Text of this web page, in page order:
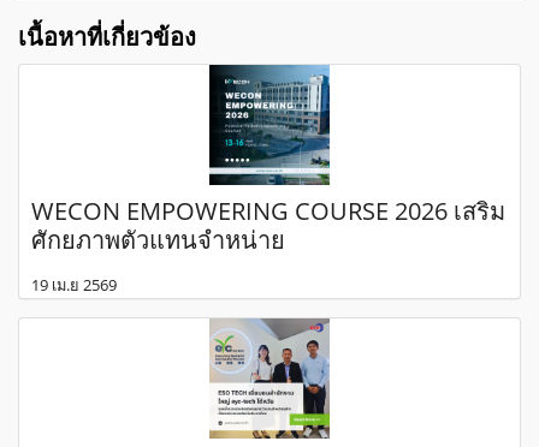
เนื้อหาที่เกี่ยวข้อง
WECON EMPOWERING COURSE 2026 เสริม
ศักยภาพตัวแทนจำหน่าย
19 เม.ย 2569